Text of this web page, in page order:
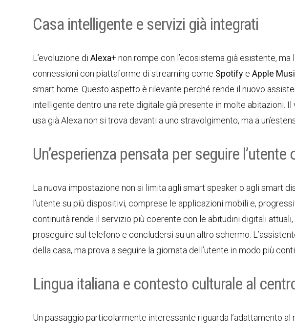
Casa intelligente e servizi già integrati
L’evoluzione diAlexa+ non rompe con l’ecosistema già esistente,
connessioni con piattaforme di streaming come Spotify eApple
smart home. Questo aspetto è rilevante perché rende il nuovo
intelligente dentro una rete digitale già presente in molte abitazioni.
usa già Alexa non si trova davanti a uno stravolgimento, ma a
Un’esperienza pensata per seguire l’utente
La nuova impostazione non si limita agli smart speaker o agli smart
l’utente su più dispositivi, comprese le applicazioni mobili e,
continuità rende il servizio più coerente con le abitudini digitali
proseguire sul telefono e concludersi su un altro schermo.
della casa, ma prova a seguire la giornata dell’utente in modo più
Lingua italiana e contesto culturale al
Un passaggio particolarmente interessante riguarda l’adattamento